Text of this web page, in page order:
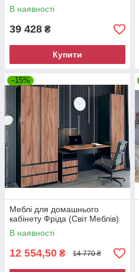
В наявності
39 428 ₴
Купити
–15%
Меблі для домашнього
кабінету Фріда (Світ Меблів)
В наявності
12 554,50 ₴ 14 770 ₴